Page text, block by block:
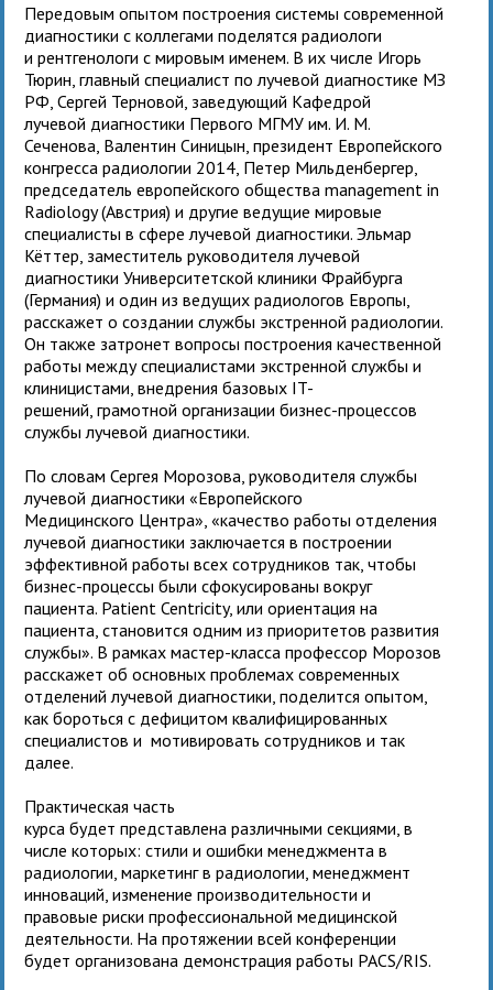
Передовым опытом построения системы современной
диагностики с коллегами поделятся радиологи
и рентгенологи с мировым именем. В их числе Игорь
Тюрин, главный специалист по лучевой диагностике МЗ
РФ, Сергей Терновой, заведующий Кафедрой
лучевой диагностики Первого МГМУ им. И. М.
Сеченова, Валентин Синицын, президент Европейского
конгресса радиологии 2014, Петер Мильденбергер,
председатель европейского общества management in
Radiology (Австрия) и другие ведущие мировые
специалисты в сфере лучевой диагностики. Эльмар
Кёттер, заместитель руководителя лучевой
диагностики Университетской клиники Фрайбурга
(Германия) и один из ведущих радиологов Европы,
расскажет о создании службы экстренной радиологии.
Он также затронет вопросы построения качественной
работы между специалистами экстренной службы и
клиницистами, внедрения базовых IT-
решений, грамотной организации бизнес-процессов
службы лучевой диагностики.
По словам Сергея Морозова, руководителя службы
лучевой диагностики «Европейского
Медицинского Центра», «качество работы отделения
лучевой диагностики заключается в построении
эффективной работы всех сотрудников так, чтобы
бизнес-процессы были сфокусированы вокруг
пациента. Patient Centricity, или ориентация на
пациента, становится одним из приоритетов развития
службы». В рамках мастер-класса профессор Морозов
расскажет об основных проблемах cовременных
отделений лучевой диагностики, поделится опытом,
как бороться с дефицитом квалифицированных
специалистов и мотивировать сотрудников и так
далее.
Практическая часть
курса будет представлена различными секциями, в
числе которых: стили и ошибки менеджмента в
радиологии, маркетинг в радиологии, менеджмент
инноваций, изменение производительности и
правовые риски профессиональной медицинской
деятельности. На протяжении всей конференции
будет организована демонстрация работы PACS/RIS.